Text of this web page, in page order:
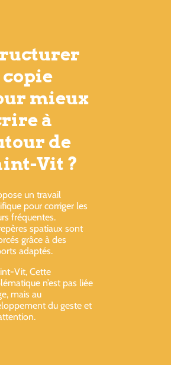
mieux
à
de
Vit ?
un travail
pour corriger les
fréquentes.
spatiaux sont
grâce à des
adaptés.
Vit, Cette
n’est pas liée
mais au
du geste et